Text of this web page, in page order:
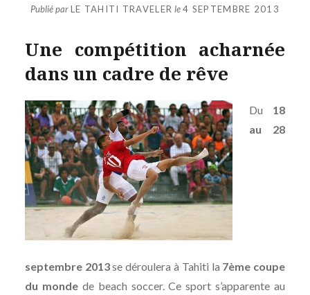
Publié parLE TAHITI TRAVELER le4 SEPTEMBRE 2013
Une compétition acharnée
dans un cadre de rêve
Du 18
au 28
septembre 2013se déroulera à Tahiti la 7ème coupe
du mondede beach soccer. Ce sport s’apparente au